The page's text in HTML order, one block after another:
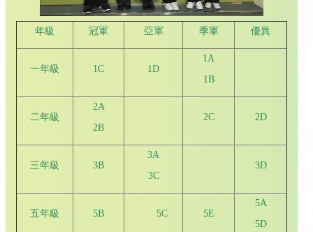
年級 冠軍 亞軍 季軍 優異
一年級 1C 1D
1A
1B
二年級
2A
2B
2C 2D
三年級 3B
3A
3C
3D
五年級 5B 5C 5E
5A
5D